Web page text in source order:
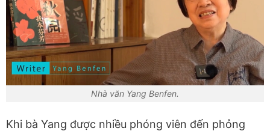
Nhà văn Yang Benfen.
Khi bà Yang được nhiều phóng viên đến phỏng